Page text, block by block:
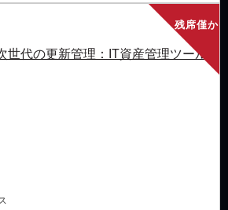
残席僅か
世代の更新管理：IT資産管理ツール